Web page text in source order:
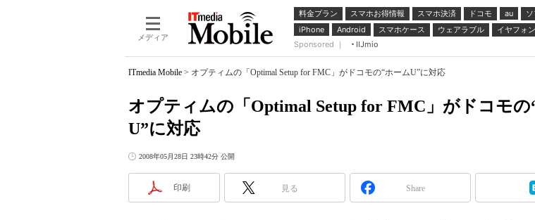
メディア
料金プラン スマホお得情報 スマホ決済 ドコモ au
iPhone
Android スマホケース ウェアラブル イヤフォン
Sponsored ｜
IIJmio
ITmedia Mobile > オプティムの「Optimal Setup for FMC」がドコモの“ホームU”に対応
オプティムの「Optimal Setup for FMC」がドコモの
U”に対応
2008年05月28日 23時42分 公開
印刷 見る Share